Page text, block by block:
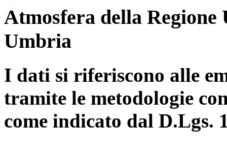
Atmosfera della
Umbria
I dati si riferiscono alle
tramite le metodologie
come indicato dal D.Lgs.